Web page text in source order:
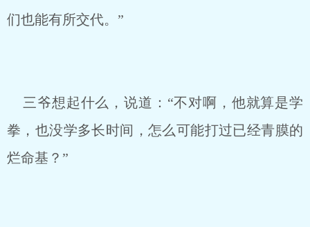
们也能有所交代。”
三爷想起什么，说道：“不对啊，他就算是学
拳，也没学多长时间，怎么可能打过已经青膜的
烂命基？”